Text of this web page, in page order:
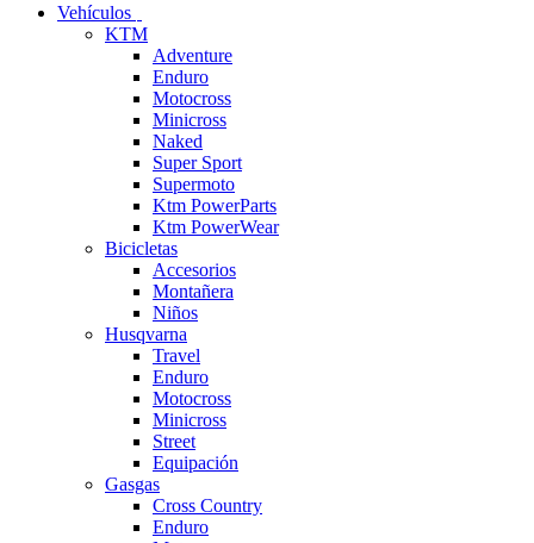
Vehículos
KTM
Adventure
Enduro
Motocross
Minicross
Naked
Super Sport
Supermoto
Ktm PowerParts
Ktm PowerWear
Bicicletas
Accesorios
Montañera
Niños
Husqvarna
Travel
Enduro
Motocross
Minicross
Street
Equipación
Gasgas
Cross Country
Enduro